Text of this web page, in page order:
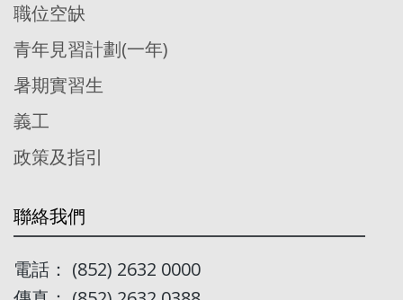
職位空缺
青年見習計劃(一年)
暑期實習生
義工
政策及指引
聯絡我們
電話： (852) 2632 0000